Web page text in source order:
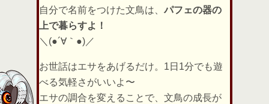
自分で名前をつけた文鳥は、 パフェの器の
上で暮らすよ！
＼(●´∀｀●)／
お世話はエサをあげるだけ。1日1分でも遊
べる気軽さがいいよ〜
エサの調合を変えることで、文鳥の成長が